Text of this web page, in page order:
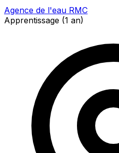
Agence de l'eau RMC
Apprentissage (1 an)